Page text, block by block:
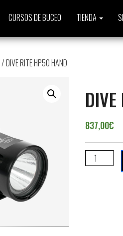
CURSOS DE BUCEO TIENDA
/ DIVE RITE HP50 HAND
837,00€
DIVE